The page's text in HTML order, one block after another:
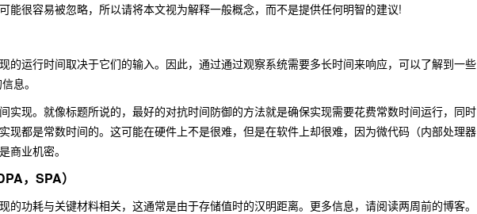
能很容易被忽略，所以请将本文视为解释一般概念，而不是提供任何明智的建议!
的运行时间取决于它们的输入。因此，通过通过观察系统需要多长时间来响应，可以了解到一些
息。
实现。就像标题所说的，最好的对抗时间防御的方法就是确保实现需要花费常数时间运行，同时
现都是常数时间的。这可能在硬件上不是很难，但是在软件上却很难，因为微代码（内部处理器
商业机密。
，SPA）
的功耗与关键材料相关，这通常是由于存储值时的汉明距离。更多信息，请阅读两周前的博客。